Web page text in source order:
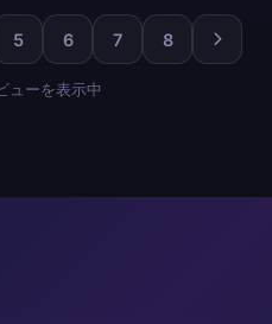
5 6 7 8
ューを表示中